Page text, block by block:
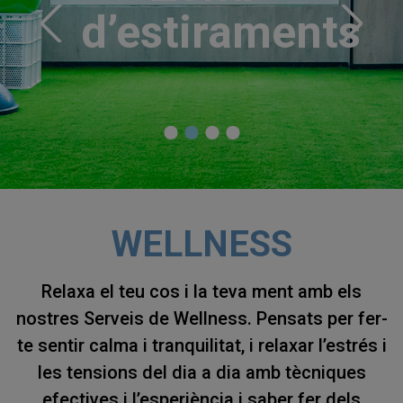
d’estiraments
d’aigües
WELLNESS
Relaxa el teu cos i la teva ment amb els
nostres Serveis de Wellness. Pensats per fer-
te sentir calma i tranquilitat, i relaxar l’estrés i
les tensions del dia a dia amb tècniques